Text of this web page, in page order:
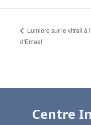
Lumière sur le vitrail à
d'Emael
Centre